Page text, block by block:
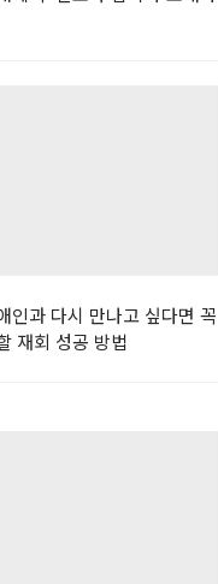
인과 다시 만나고 싶다면 꼭
재회 성공 방법